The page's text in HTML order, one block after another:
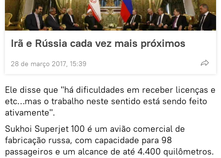
Irã e Rússia cada vez mais próximos
28 de março 2017, 15:39
Ele disse que "há dificuldades em receber licenças e
etc…mas o trabalho neste sentido está sendo feito
ativamente".
Sukhoi Superjet 100 é um avião comercial de
fabricação russa, com capacidade para 98
passageiros e um alcance de até 4.400 quilômetros.